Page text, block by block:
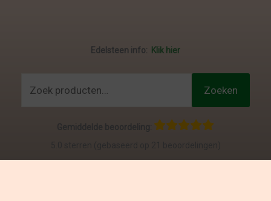
Edelsteen info: Klik hier
Zoeken